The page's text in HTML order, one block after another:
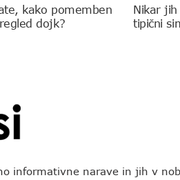
kako pomemben
dojk?
Nikar
tipični
informativne narave in jih v